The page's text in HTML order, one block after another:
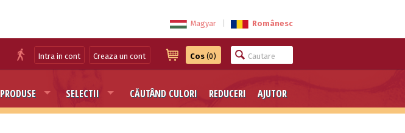
Magyar Românesc
Intra in cont Creaza un cont Cos (0)
PRODUSE SELECTII CĂUTÂND CULORI REDUCERI AJUTOR